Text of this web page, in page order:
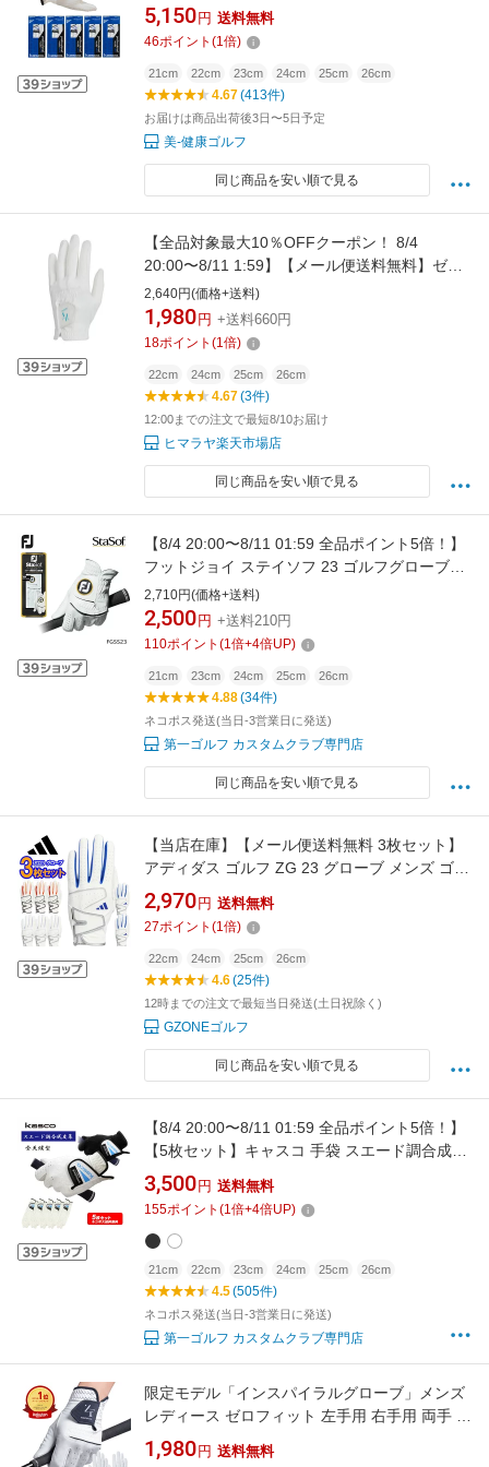
ト PT-300 (左手装着用 / 右手装着用) メンズ
(outlet)
5,150 円 送料無料
46ポイント (1倍)
21cm 22cm 23cm 24cm 25cm 26cm
4.67(413件)
お届けは商品出荷後3日〜5日予定
美-健康ゴルフ
同じ商品を安い順で見る
【全品対象最大10％OFFクーポン！ 8/4
20:00〜8/11 1:59】【メール便送料無料】ゼロ
フィット(ZEROFIT) ゴルフ 左手用グローブ メ
ンズ インスパイラルグローブ クール ZF インス
パイラルグローブ COOL
2,640円(価格+送料)
1,980 円 +送料660円
18ポイント (1倍)
22cm 24cm 25cm 26cm
4.67(3件)
12:00までの注文で最短8/10お届け
ヒマラヤ楽天市場店
同じ商品を安い順で見る
【8/4 20:00〜8/11 01:59 全品ポイント5倍！】
フットジョイ ステイソフ 23 ゴルフグローブ
FOOT JOY StaSof FGSS23 ネコポス対応
2,710円(価格+送料)
2,500 円 +送料210円
110ポイント (1倍+4倍UP)
21cm 23cm 24cm 25cm 26cm
4.88(34件)
ネコポス発送(当日-3営業日に発送)
第一ゴルフ カスタムクラブ専門店
同じ商品を安い順で見る
【当店在庫】【メール便送料無料 3枚セット】
アディダス ゴルフ ZG 23 グローブ メンズ ゴル
フグローブ NMH91
2,970 円 送料無料
27ポイント (1倍)
22cm 24cm 25cm 26cm
4.6(25件)
12時までの注文で最短当日発送(土日祝除く)
GZONEゴルフ
同じ商品を安い順で見る
【8/4 20:00〜8/11 01:59 全品ポイント5倍！】
【5枚セット】キャスコ 手袋 スエード調合成皮
革ゴルフグローブ TK-113アウトレットセール
ネコポス対応
3,500 円 送料無料
155ポイント (1倍+4倍UP)
21cm 22cm 23cm 24cm 25cm 26cm
4.5(505件)
ネコポス発送(当日-3営業日に発送)
第一ゴルフ カスタムクラブ専門店
限定モデル「インスパイラルグローブ」メンズ
レディース ゼロフィット 左手用 右手用 両手 ゴ
ルフグローブ ゴルフ グローブ イオンスポーツ
ZEROFIT INSPIRAL GLOVES 18cm 19cm
1,980 円 送料無料